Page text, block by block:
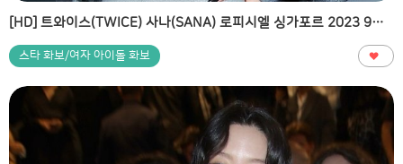
[HD] 트와이스(TWICE) 사나(SANA) 로피시엘 싱가포르 2023 9월호 고화질 화보
스타 화보/여자 아이돌 화보